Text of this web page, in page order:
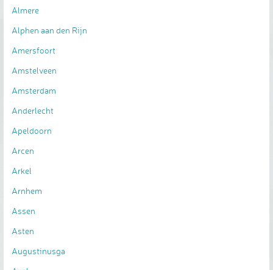
Almere
Alphen aan den Rijn
Amersfoort
Amstelveen
Amsterdam
Anderlecht
Apeldoorn
Arcen
Arkel
Arnhem
Assen
Asten
Augustinusga